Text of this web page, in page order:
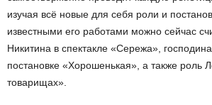
изучая всё новые для себя роли и
известными его работами можно сейчас
Никитина в спектакле «Сережа»,
постановке «Хорошенькая», а также роль
товарищах».